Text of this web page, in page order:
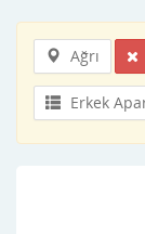
Ağrı
Erkek